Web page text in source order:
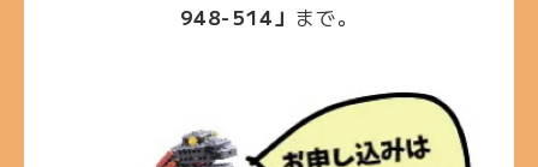
948-514」 まで。